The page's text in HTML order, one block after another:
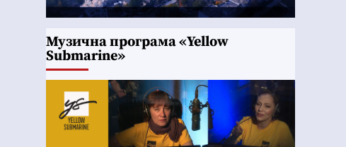
Музична програма «Yellow
Submarine»